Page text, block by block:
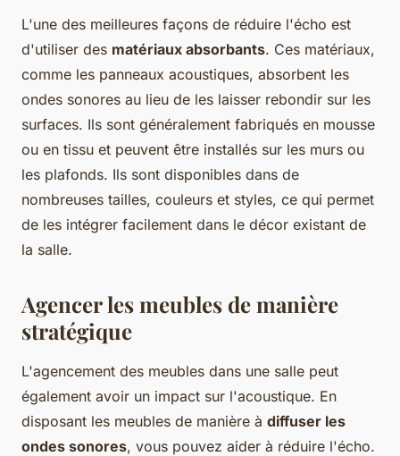
L'une des meilleures façons de réduire l'écho est
d'utiliser des matériaux absorbants. Ces matériaux,
comme les panneaux acoustiques, absorbent les
ondes sonores au lieu de les laisser rebondir sur les
surfaces. Ils sont généralement fabriqués en mousse
ou en tissu et peuvent être installés sur les murs ou
les plafonds. Ils sont disponibles dans de
nombreuses tailles, couleurs et styles, ce qui permet
de les intégrer facilement dans le décor existant de
la salle.
Agencer les meubles de manière
stratégique
L'agencement des meubles dans une salle peut
également avoir un impact sur l'acoustique. En
disposant les meubles de manière à diffuser les
ondes sonores, vous pouvez aider à réduire l'écho.